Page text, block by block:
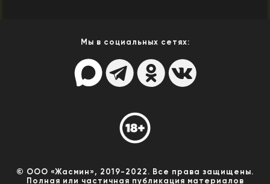
Мы в социальных сетях:
© ООО «Жасмин», 2019-2022. Все права защищены.
Полная или частичная публикация материалов